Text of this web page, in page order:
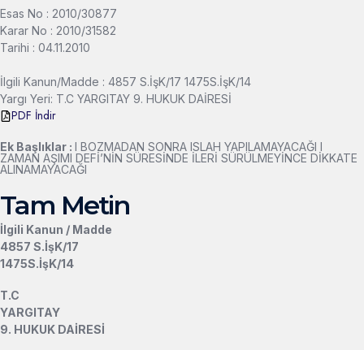
Esas No : 2010/30877
Karar No : 2010/31582
Tarihi : 04.11.2010
İlgili Kanun/Madde : 4857 S.İşK/17 1475S.İşK/14
Yargı Yeri: T.C YARGITAY 9. HUKUK DAİRESİ
PDF İndir
Ek Başlıklar : l BOZMADAN SONRA ISLAH YAPILAMAYACAĞI l
ZAMAN AŞIMI DEFİ’NİN SÜRESİNDE İLERİ SÜRÜLMEYİNCE DİKKATE
ALINAMAYACAĞI
Tam Metin
İlgili Kanun / Madde
4857 S.İşK/17
1475S.İşK/14
T.C
YARGITAY
9. HUKUK DAİRESİ